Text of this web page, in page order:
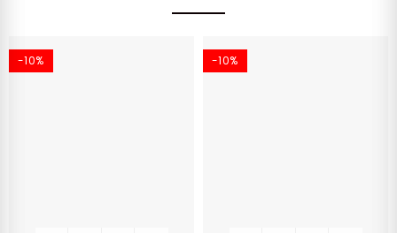
-10% -10%